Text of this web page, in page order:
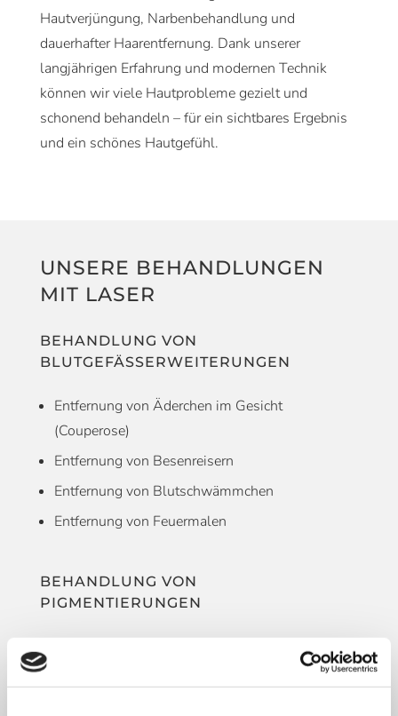
Hautverjüngung, Narbenbehandlung und
dauerhafter Haarentfernung. Dank unserer
langjährigen Erfahrung und modernen Technik
können wir viele Hautprobleme gezielt und
schonend behandeln – für ein sichtbares Ergebnis
und ein schönes Hautgefühl.
UNSERE BEHANDLUNGEN
MIT LASER
BEHANDLUNG VON
BLUTGEFÄSSERWEITERUNGEN
Entfernung von Äderchen im Gesicht
(Couperose)
Entfernung von Besenreisern
Entfernung von Blutschwämmchen
Entfernung von Feuermalen
BEHANDLUNG VON
PIGMENTIERUNGEN
Entfernung von Sonnen- und Altersflecken des